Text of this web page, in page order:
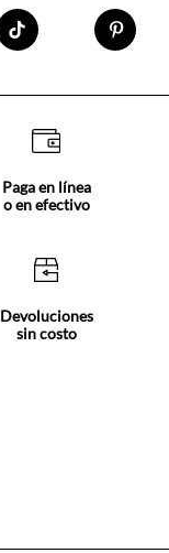
Paga en línea
o en efectivo
Devoluciones
sin costo